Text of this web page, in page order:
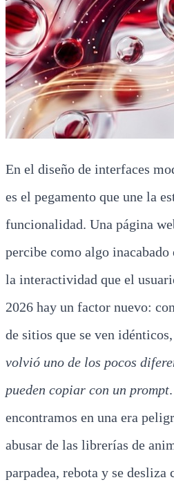
En el diseño de interfaces
es el pegamento que une la
funcionalidad. Una página
percibe como algo
la interactividad que el
2026 hay un factor nuevo:
de sitios que se ven idénticos,
volvió uno de los pocos
pueden copiar con un prompt
encontramos en una era
abusar de las librerías de
parpadea, rebota y se desliza